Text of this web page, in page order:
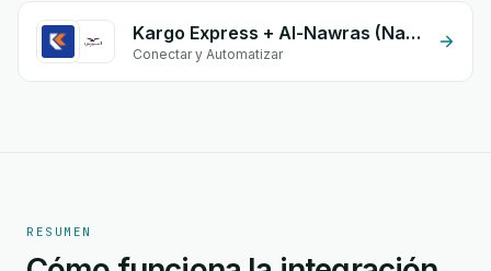
Kargo Express + Al-Nawras (Nawris)
Conectar y Automatizar
RESUMEN